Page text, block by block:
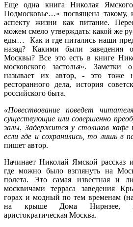
Еще одна книга Николая
Подмосковье…» посвящена такому,
аспекту жизни как питание.
можем смело утверждать: какой же
еды… Как и где питались наши
назад? Какими были заведения
Москвы? Все это есть в книге
московского застолья».
называет их автор, - это тоже
ресторанного дела, история
российского быта.
«Повествование поведет
существующие или совершенно
залы. Задержится у столиков кафе
если где и сохранились, то лишь в
пишет автор.
Начинает Николай Ямской рассказ
где можно было взглянуть на
полета. Это самая известная и
москвичами терраса заведения
горах и модный по тем временам
на крыше Дома Нирнзее,
аристократическая Москва.